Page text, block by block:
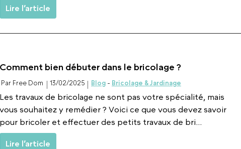
Lire l’article
Comment bien débuter dans le bricolage ?
Par Free Dom 13/02/2025 Blog- Bricolage & Jardinage
Les travaux de bricolage ne sont pas votre spécialité, mais
vous souhaitez y remédier ? Voici ce que vous devez savoir
pour bricoler et effectuer des petits travaux de bri...
Lire l’article